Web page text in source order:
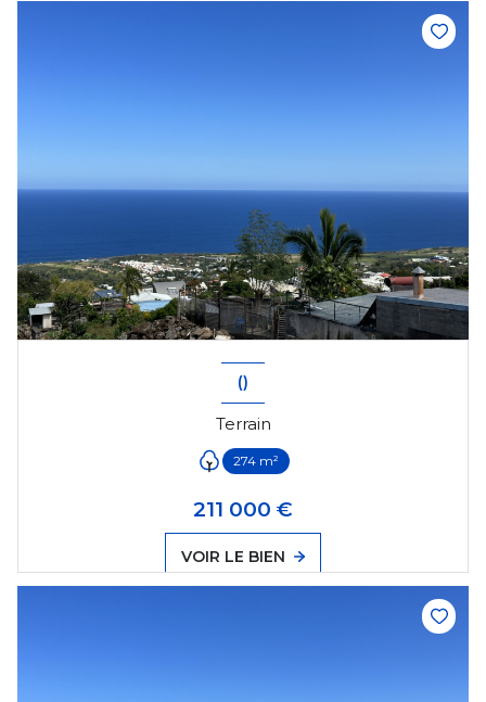
()
Terrain
274 m²
211 000 €
VOIR LE BIEN